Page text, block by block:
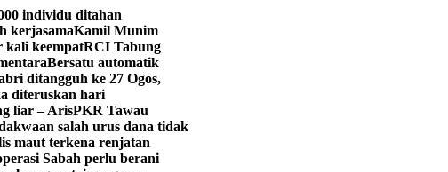
individu ditahan
kerjasamaKamil Munim
kali keempatRCI Tabung
Bersatu automatik
ditangguh ke 27 Ogos,
diteruskan hari
liar – ArisPKR Tawau
salah urus dana tidak
maut terkena renjatan
Sabah perlu berani